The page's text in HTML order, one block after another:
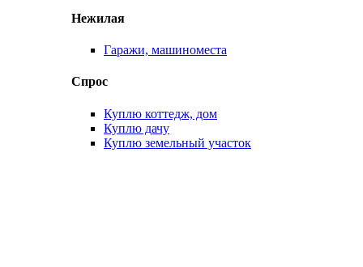
Нежилая
Гаражи, машиноместа
Спрос
Куплю коттедж, дом
Куплю дачу
Куплю земельный участок